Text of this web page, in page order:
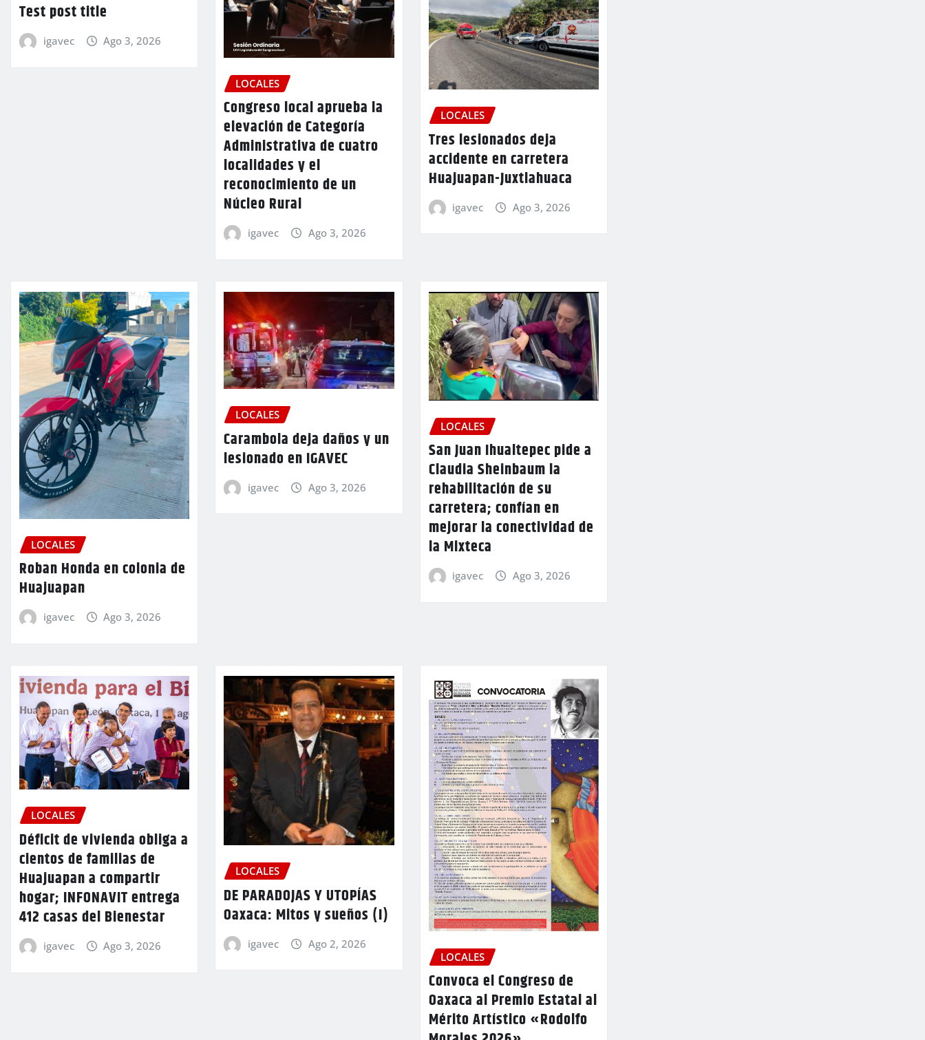
Test post title
igavec Ago 3, 2026
LOCALES
Congreso local aprueba la
elevación de Categoría
Administrativa de cuatro
localidades y el
reconocimiento de un
Núcleo Rural
igavec Ago 3, 2026
LOCALES
Tres lesionados deja
accidente en carretera
Huajuapan-Juxtlahuaca
igavec Ago 3, 2026
LOCALES
Roban Honda en colonia de
Huajuapan
igavec Ago 3, 2026
LOCALES
Carambola deja daños y un
lesionado en IGAVEC
igavec Ago 3, 2026
LOCALES
San Juan Ihualtepec pide a
Claudia Sheinbaum la
rehabilitación de su
carretera; confían en
mejorar la conectividad de
la Mixteca
igavec Ago 3, 2026
LOCALES
Déficit de vivienda obliga a
cientos de familias de
Huajuapan a compartir
hogar; INFONAVIT entrega
412 casas del Bienestar
igavec Ago 3, 2026
LOCALES
DE PARADOJAS Y UTOPÍAS
Oaxaca: Mitos y sueños (I)
igavec
Ago 2, 2026
LOCALES
Convoca el Congreso de
Oaxaca al Premio Estatal al
Mérito Artístico «Rodolfo